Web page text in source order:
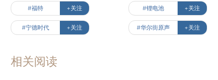
#福特 +关注 #锂电池 +关注
#宁德时代 +关注 #华尔街原声 +关注
相关阅读